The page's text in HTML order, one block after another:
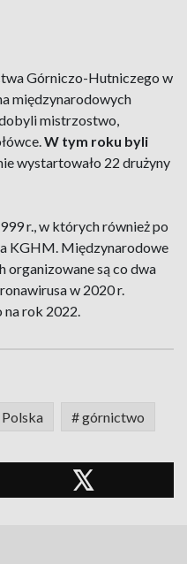
Górniczo-Hutniczego w
międzynarodowych
mistrzostwo,
W tym roku byli
wystartowało 22 drużyny
r., w których również po
KGHM. Międzynarodowe
organizowane są co dwa
w 2020 r.
na rok 2022.
# górnictwo